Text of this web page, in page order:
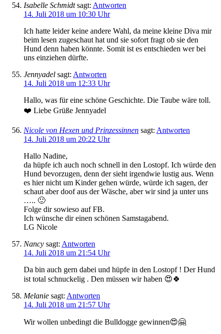
Isabelle Schmidt sagt: Antworten
14. Juli 2018 um 10:30 Uhr
Ich hatte leider keine andere Wahl, da meine kleine Diva mir
beim lesen zugeschaut hat und sie sofort fragt ob sie den
Hund denn haben könnte. Somit ist es entschieden wer bei
uns einziehen dürfte.
Jennyadel sagt: Antworten
14. Juli 2018 um 12:33 Uhr
Hallo, was für eine schöne Geschichte. Die Taube wäre toll.
❤️ Liebe Grüße Jennyadel
Nicole von Hexen und Prinzessinnen sagt: Antworten
14. Juli 2018 um 20:22 Uhr
Hallo Nadine,
da hüpfe ich auch noch schnell in den Lostopf. Ich würde den
Hund bevorzugen, denn der sieht irgendwie lustig aus. Wenn
es hier nicht um Kinder gehen würde, würde ich sagen, der
schaut aber doof aus der Wäsche, aber wir sind ja unter uns
….. 🙂
Folge dir sowieso auf FB.
Ich wünsche dir einen schönen Samstagabend.
LG Nicole
Nancy sagt: Antworten
14. Juli 2018 um 21:54 Uhr
Da bin auch gern dabei und hüpfe in den Lostopf ! Der Hund
ist total schnuckelig . Den müssen wir haben 😍🍀
Melanie sagt: Antworten
14. Juli 2018 um 21:57 Uhr
Wir wollen unbedingt die Bulldogge gewinnen😍🤗